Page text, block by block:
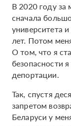
В 2020 году за
сначала
университета
лет. Потом
О том, что я
безопасности
депортации.
Так, спустя
запретом
Беларуси у